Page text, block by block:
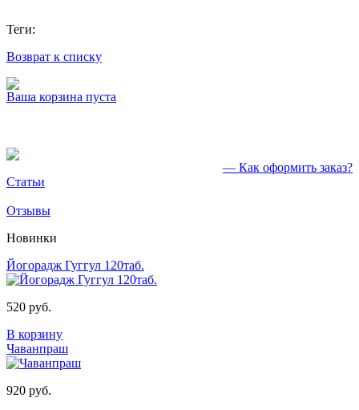
Теги:
Возврат к списку
Ваша корзина пуста
— Как оформить заказ?
Статьи
Отзывы
Новинки
Йогорадж Гуггул 120таб.
520 руб.
В корзину
Чаванпраш
920 руб.